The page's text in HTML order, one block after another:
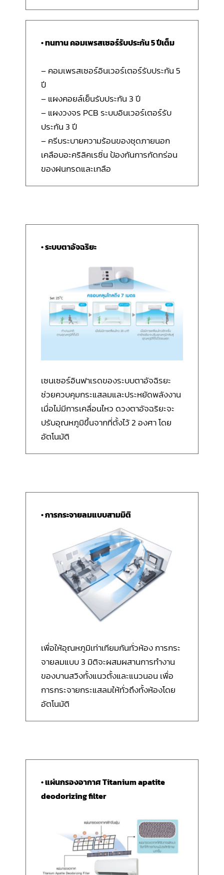
• ทนทาน คอมเพรสเซอร์รับประกัน 5 ปีเต็ม
– คอมเพรสเซอร์อินเวอร์เตอร์รับประกัน 5
ปี
– แผงคอยล์เย็นรับประกัน 3 ปี
– แผงวงจร PCB ระบบอินเวอร์เตอร์รับ
ประกัน 3 ปี
– ครีบระบายความร้อนของชุดภายนอก
เคลือบอะคริลิคเรซิ่น ป้องกันการกัดกร่อน
ของฝนกรดและเกลือ
• ระบบตาอัจฉริยะ
เซนเซอร์อินฟาเรดของระบบตาอัจฉิรยะ
ช่วยควบคุมกระแสลมและประหยัดพลังงาน
เมื่อไม่มีการเคลื่อนไหว ดวงตาอัจฉริยะจะ
ปรับอุณหภูมิขึ้นจากที่ตั้งไว้ 2 องศา โดย
อัตโนมัติ
• การกระจายลมแบบสามมิติ
เพื่อให้อุณหภูมิเท่าเทียมกันทั่วห้อง การกระ
จายลมแบบ 3 มิติจะผสมผสานการทำงาน
ของบานสวิงทั้งแนวตั้งและแนวนอน เพื่อ
การกระจายกระแสลมให้ทั่วถึงทั้งห้องโดย
อัตโนมัติ
• แผ่นกรองอากาศ Titanium apatite
deodorizing filter